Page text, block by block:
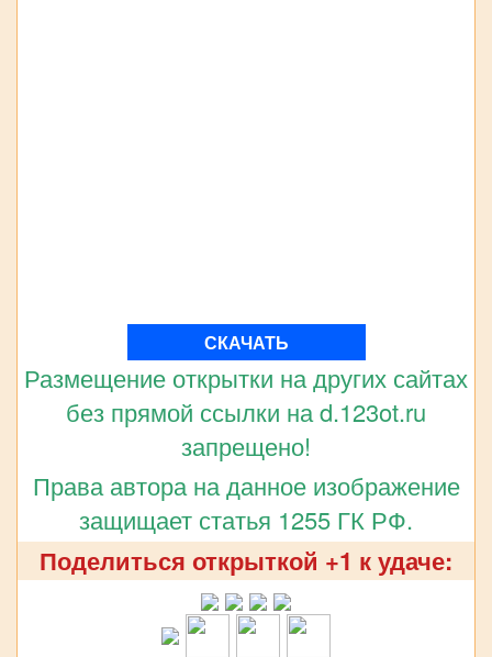
СКАЧАТЬ
Размещение открытки на других сайтах
без прямой ссылки на d.123ot.ru
запрещено!
Права автора на данное изображение
защищает статья 1255 ГК РФ.
Поделиться открыткой +1 к удаче: